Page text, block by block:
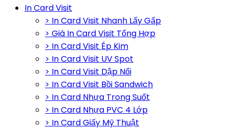
In Card Visit
> In Card Visit Nhanh Lấy Gấp
> Giá In Card Visit Tổng Hợp
> In Card Visit Ép Kim
> In Card Visit UV Spot
> In Card Visit Dập Nổi
> In Card Visit Bồi Sandwich
> In Card Nhựa Trong Suốt
> In Card Nhựa PVC 4 Lớp
> In Card Giấy Mỹ Thuật